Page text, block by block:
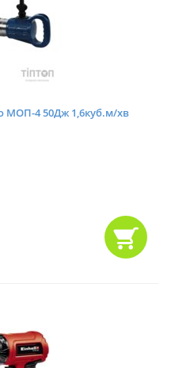
МОП-4 50Дж 1,6куб.м/хв